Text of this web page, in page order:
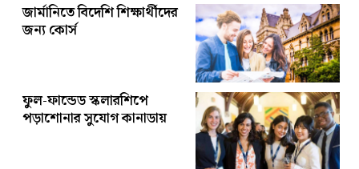
জার্মানিতে বিদেশি শিক্ষার্থীদের
জন্য কোর্স
ফুল-ফান্ডেড স্কলারশিপে
পড়াশোনার সুযোগ কানাডায়